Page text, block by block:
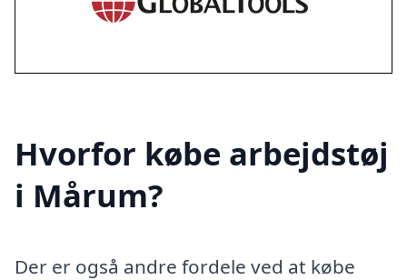
Hvorfor købe arbejdstøj
i Mårum?
Der er også andre fordele ved at købe